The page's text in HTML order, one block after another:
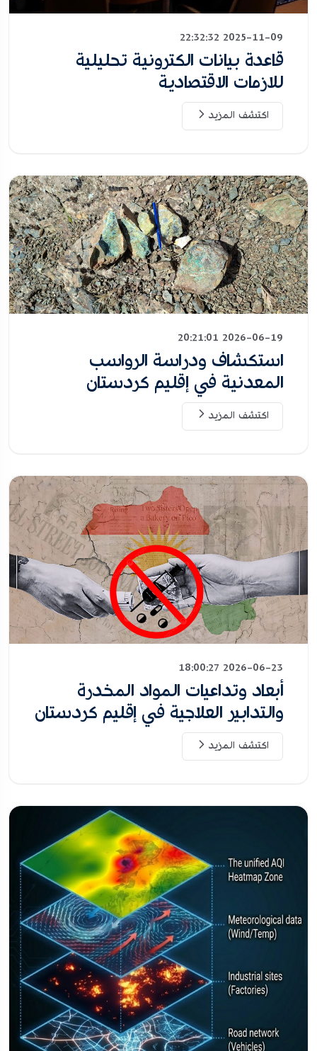
2025-11-09 22:32:32
قاعدة بيانات الكترونية تحليلية
للازمات الاقتصادية
اكتشف المزيد
2026-06-19 20:21:01
استكشاف ودراسة الرواسب
المعدنية في إقليم كردستان
اكتشف المزيد
2026-06-23 18:00:27
أبعاد وتداعيات المواد المخدرة
والتدابير العلاجية في إقليم كردستان
اكتشف المزيد